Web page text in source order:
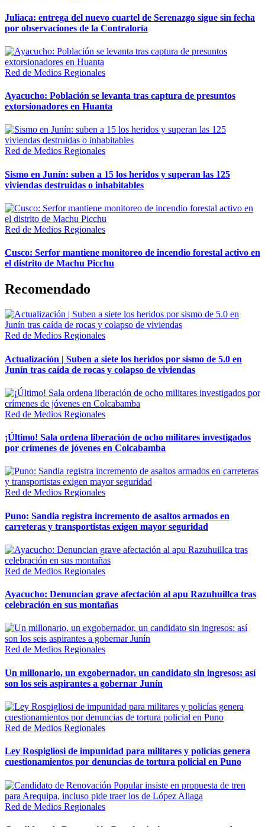
Juliaca: entrega del nuevo cuartel de Serenazgo sigue sin fecha
por observaciones de la Contraloría
Red de Medios Regionales
Ayacucho: Población se levanta tras captura de presuntos
extorsionadores en Huanta
Red de Medios Regionales
Sismo en Junín: suben a 15 los heridos y superan las 125
viviendas destruidas o inhabitables
Red de Medios Regionales
Cusco: Serfor mantiene monitoreo de incendio forestal activo en
el distrito de Machu Picchu
Recomendado
Red de Medios Regionales
Actualización | Suben a siete los heridos por sismo de 5.0 en
Junín tras caída de rocas y colapso de viviendas
Red de Medios Regionales
¡Último! Sala ordena liberación de ocho militares investigados
por crímenes de jóvenes en Colcabamba
Red de Medios Regionales
Puno: Sandia registra incremento de asaltos armados en
carreteras y transportistas exigen mayor seguridad
Red de Medios Regionales
Ayacucho: Denuncian grave afectación al apu Razuhuillca tras
celebración en sus montañas
Red de Medios Regionales
Un millonario, un exgobernador, un candidato sin ingresos: así
son los seis aspirantes a gobernar Junín
Red de Medios Regionales
Ley Rospigliosi de impunidad para militares y policías genera
cuestionamientos por denuncias de tortura policial en Puno
Red de Medios Regionales